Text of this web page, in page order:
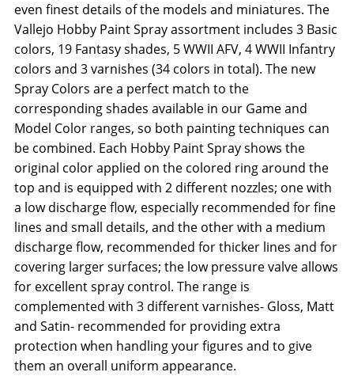
even finest details of the models and miniatures. The
Vallejo Hobby Paint Spray assortment includes 3 Basic
colors, 19 Fantasy shades, 5 WWII AFV, 4 WWII Infantry
colors and 3 varnishes (34 colors in total). The new
Spray Colors are a perfect match to the
corresponding shades available in our Game and
Model Color ranges, so both painting techniques can
be combined. Each Hobby Paint Spray shows the
original color applied on the colored ring around the
top and is equipped with 2 different nozzles; one with
a low discharge flow, especially recommended for fine
lines and small details, and the other with a medium
discharge flow, recommended for thicker lines and for
covering larger surfaces; the low pressure valve allows
for excellent spray control. The range is
complemented with 3 different varnishes- Gloss, Matt
and Satin- recommended for providing extra
protection when handling your figures and to give
them an overall uniform appearance.